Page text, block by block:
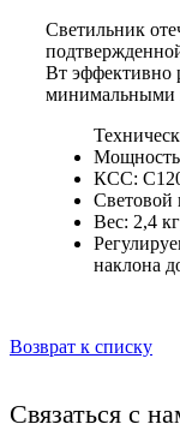
Светильник
Вт эффективно
минимальными
КСС:
Световой
Вес: 2,4
наклона
Возврат к списку
Связаться с